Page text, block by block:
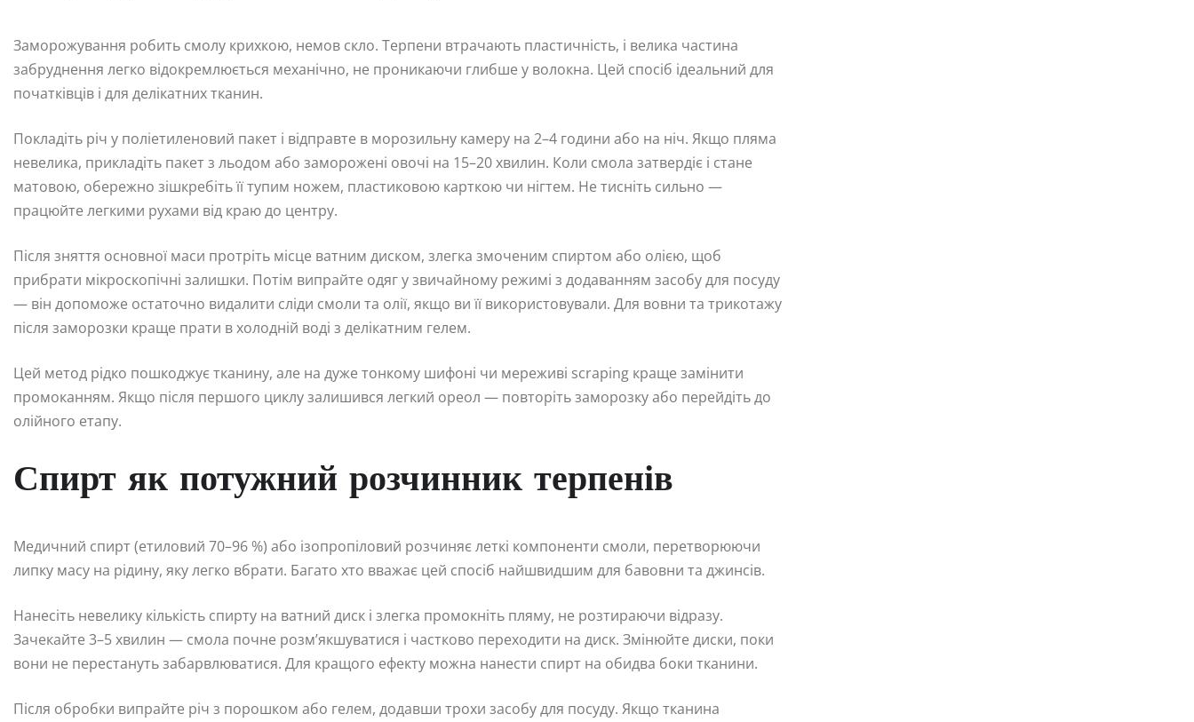
Заморожування робить смолу крихкою, немов скло. Терпени втрачають пластичність, і велика частина
забруднення легко відокремлюється механічно, не проникаючи глибше у волокна. Цей спосіб ідеальний для
початківців і для делікатних тканин.
Покладіть річ у поліетиленовий пакет і відправте в морозильну камеру на 2–4 години або на ніч. Якщо пляма
невелика, прикладіть пакет з льодом або заморожені овочі на 15–20 хвилин. Коли смола затвердіє і стане
матовою, обережно зішкребіть її тупим ножем, пластиковою карткою чи нігтем. Не тисніть сильно —
працюйте легкими рухами від краю до центру.
Після зняття основної маси протріть місце ватним диском, злегка змоченим спиртом або олією, щоб
прибрати мікроскопічні залишки. Потім випрайте одяг у звичайному режимі з додаванням засобу для посуду
— він допоможе остаточно видалити сліди смоли та олії, якщо ви її використовували. Для вовни та трикотажу
після заморозки краще прати в холодній воді з делікатним гелем.
Цей метод рідко пошкоджує тканину, але на дуже тонкому шифоні чи мереживі scraping краще замінити
промоканням. Якщо після першого циклу залишився легкий ореол — повторіть заморозку або перейдіть до
олійного етапу.
Спирт як потужний розчинник терпенів
Медичний спирт (етиловий 70–96 %) або ізопропіловий розчиняє леткі компоненти смоли, перетворюючи
липку масу на рідину, яку легко вбрати. Багато хто вважає цей спосіб найшвидшим для бавовни та джинсів.
Нанесіть невелику кількість спирту на ватний диск і злегка промокніть пляму, не розтираючи відразу.
Зачекайте 3–5 хвилин — смола почне розм’якшуватися і частково переходити на диск. Змінюйте диски, поки
вони не перестануть забарвлюватися. Для кращого ефекту можна нанести спирт на обидва боки тканини.
Після обробки випрайте річ з порошком або гелем, додавши трохи засобу для посуду. Якщо тканина